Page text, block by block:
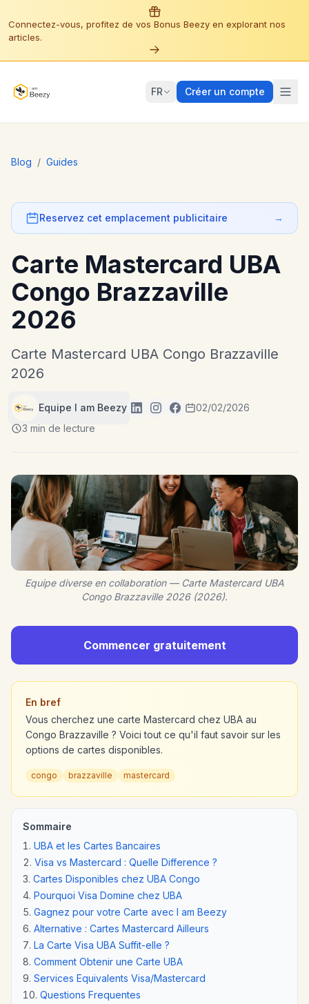
Connectez-vous, profitez de vos Bonus Beezy en explorant nos
articles.
FR Créer un compte
Blog / Guides
Reservez cet emplacement publicitaire →
Carte Mastercard UBA
Congo Brazzaville
2026
Carte Mastercard UBA Congo Brazzaville
2026
Equipe I am Beezy
02/02/2026
3 min de lecture
Equipe diverse en collaboration — Carte Mastercard UBA
Congo Brazzaville 2026 (2026).
Commencer gratuitement
En bref
Vous cherchez une carte Mastercard chez UBA au
Congo Brazzaville ? Voici tout ce qu'il faut savoir sur les
options de cartes disponibles.
congo brazzaville mastercard
Sommaire
UBA et les Cartes Bancaires
Visa vs Mastercard : Quelle Difference ?
Cartes Disponibles chez UBA Congo
Pourquoi Visa Domine chez UBA
Gagnez pour votre Carte avec I am Beezy
Alternative : Cartes Mastercard Ailleurs
La Carte Visa UBA Suffit-elle ?
Comment Obtenir une Carte UBA
Services Equivalents Visa/Mastercard
Questions Frequentes